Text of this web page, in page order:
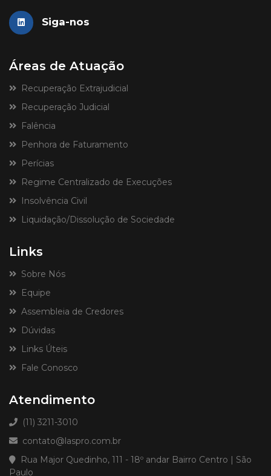
Siga-nos
Áreas de Atuação
Recuperação Extrajudicial
Recuperação Judicial
Falência
Penhora de Faturamento
Perícias
Regime Centralizado de Execuções
Insolvência Civil
Liquidação/Dissolução de Sociedade
Links
Sobre Nós
Equipe
Assembleia de Credores
Dúvidas
Links Úteis
Fale Conosco
Atendimento
(11) 3211-3010
contato@laspro.com.br
Rua Major Quedinho, 111 - 18º andar Bairro Centro | São
Paulo